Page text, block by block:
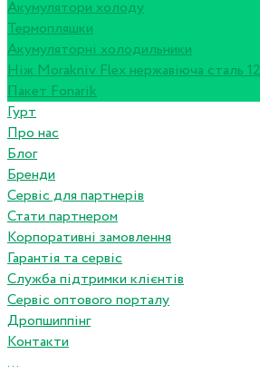
Акумулятори холоду
Термопляшки
Акумуляторні холодильники
Ніж Morakniv Flex нержавіюча сталь
Пакет Fonarik
Гурт
Про нас
Блог
Бренди
Сервіс для партнерів
Стати партнером
Корпоративні замовлення
Гарантія та сервіс
Служба підтримки клієнтів
Сервіс оптового порталу
Дропшиппінг
Контакти
...